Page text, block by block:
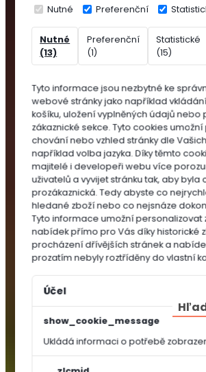
Nutné Preferenční
Nutné
(13)
Preferenční
(1)
Statistické
(15)
Tyto informace jsou nezbytné ke
webové stránky jako například
košíku, uložení vyplněných údajů nebo
zákaznické sekce. Tyto cookies
chování nebo vzhled stránky dle
například volba jazyka. Díky těmto
majitelé i developeři webu více
uživatelů a vyvijet stránku tak, aby byla
prozákaznická. Tedy abyste co
hledané zboží nebo co nejsnáze
Tyto informace umožní personalizovat
nabídek přímo pro Vás díky historické
procházení dřívějších stránek a
prozatím nebyly roztříděny do vlastní
Účel
show_cookie_message
Ukládá informaci o potřebě
Speciální
substráty
Rašelina
Přísady
substrátů
MULČOVACÍ
KŮRA
SEMÍNKA